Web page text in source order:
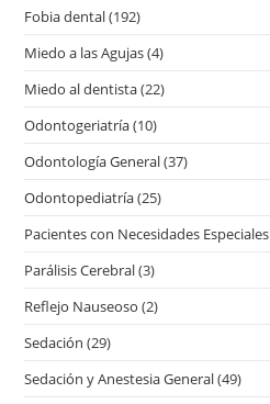
Fobia dental(192)
Miedo a las Agujas(4)
Miedo al dentista(22)
Odontogeriatría(10)
Odontología General(37)
Odontopediatría(25)
Pacientes con Necesidades Especiales
Parálisis Cerebral(3)
Reflejo Nauseoso (2)
Sedación (29)
Sedación y Anestesia General(49)